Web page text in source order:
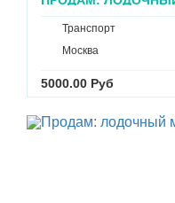
Транспорт
Москва
5000.00 Руб